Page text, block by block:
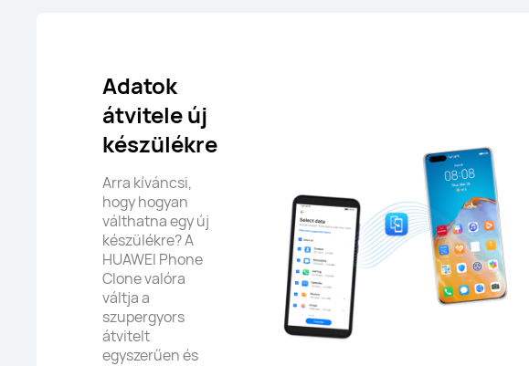
Adatok
átvitele új
készülékre
Arra kíváncsi,
hogy hogyan
válthatna egy új
készülékre? A
HUAWEI Phone
Clone valóra
váltja a
szupergyors
átvitelt
egyszerűen és